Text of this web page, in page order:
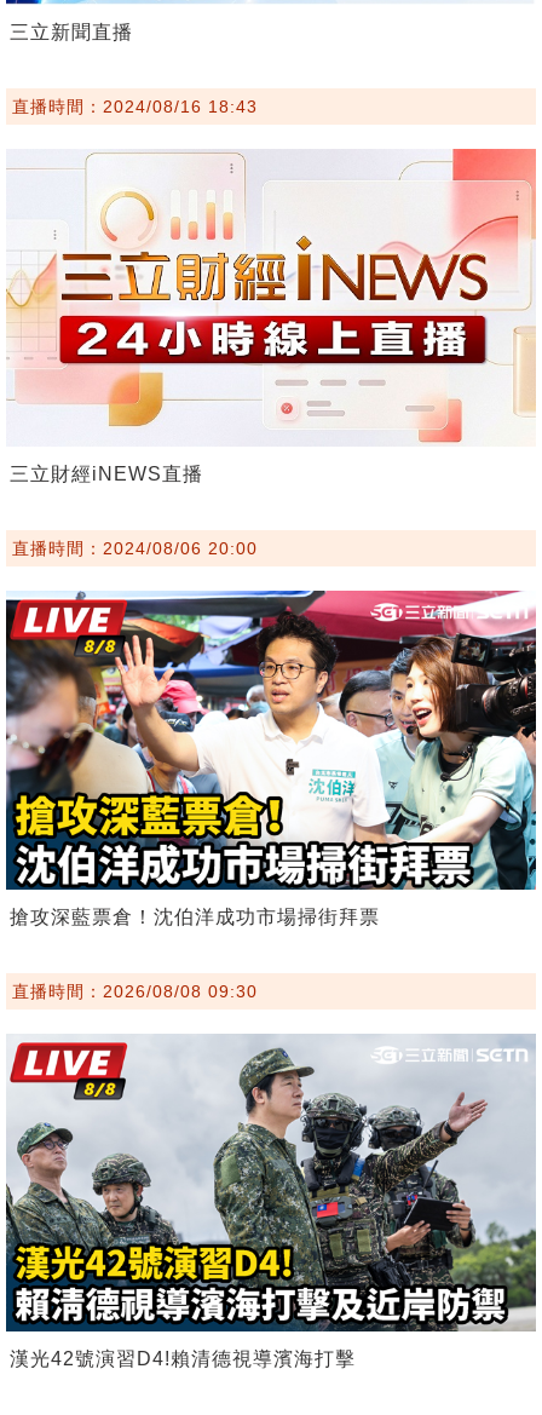
三立新聞直播
直播時間：2024/08/16 18:43
三立財經iNEWS直播
直播時間：2024/08/06 20:00
搶攻深藍票倉！沈伯洋成功市場掃街拜票
直播時間：2026/08/08 09:30
漢光42號演習D4!賴清德視導濱海打擊